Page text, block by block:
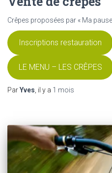
Crêpes proposées par « Ma
Inscriptions restauration
LE MENU – LES CRÊPES
ParYves , il y a 1 mois